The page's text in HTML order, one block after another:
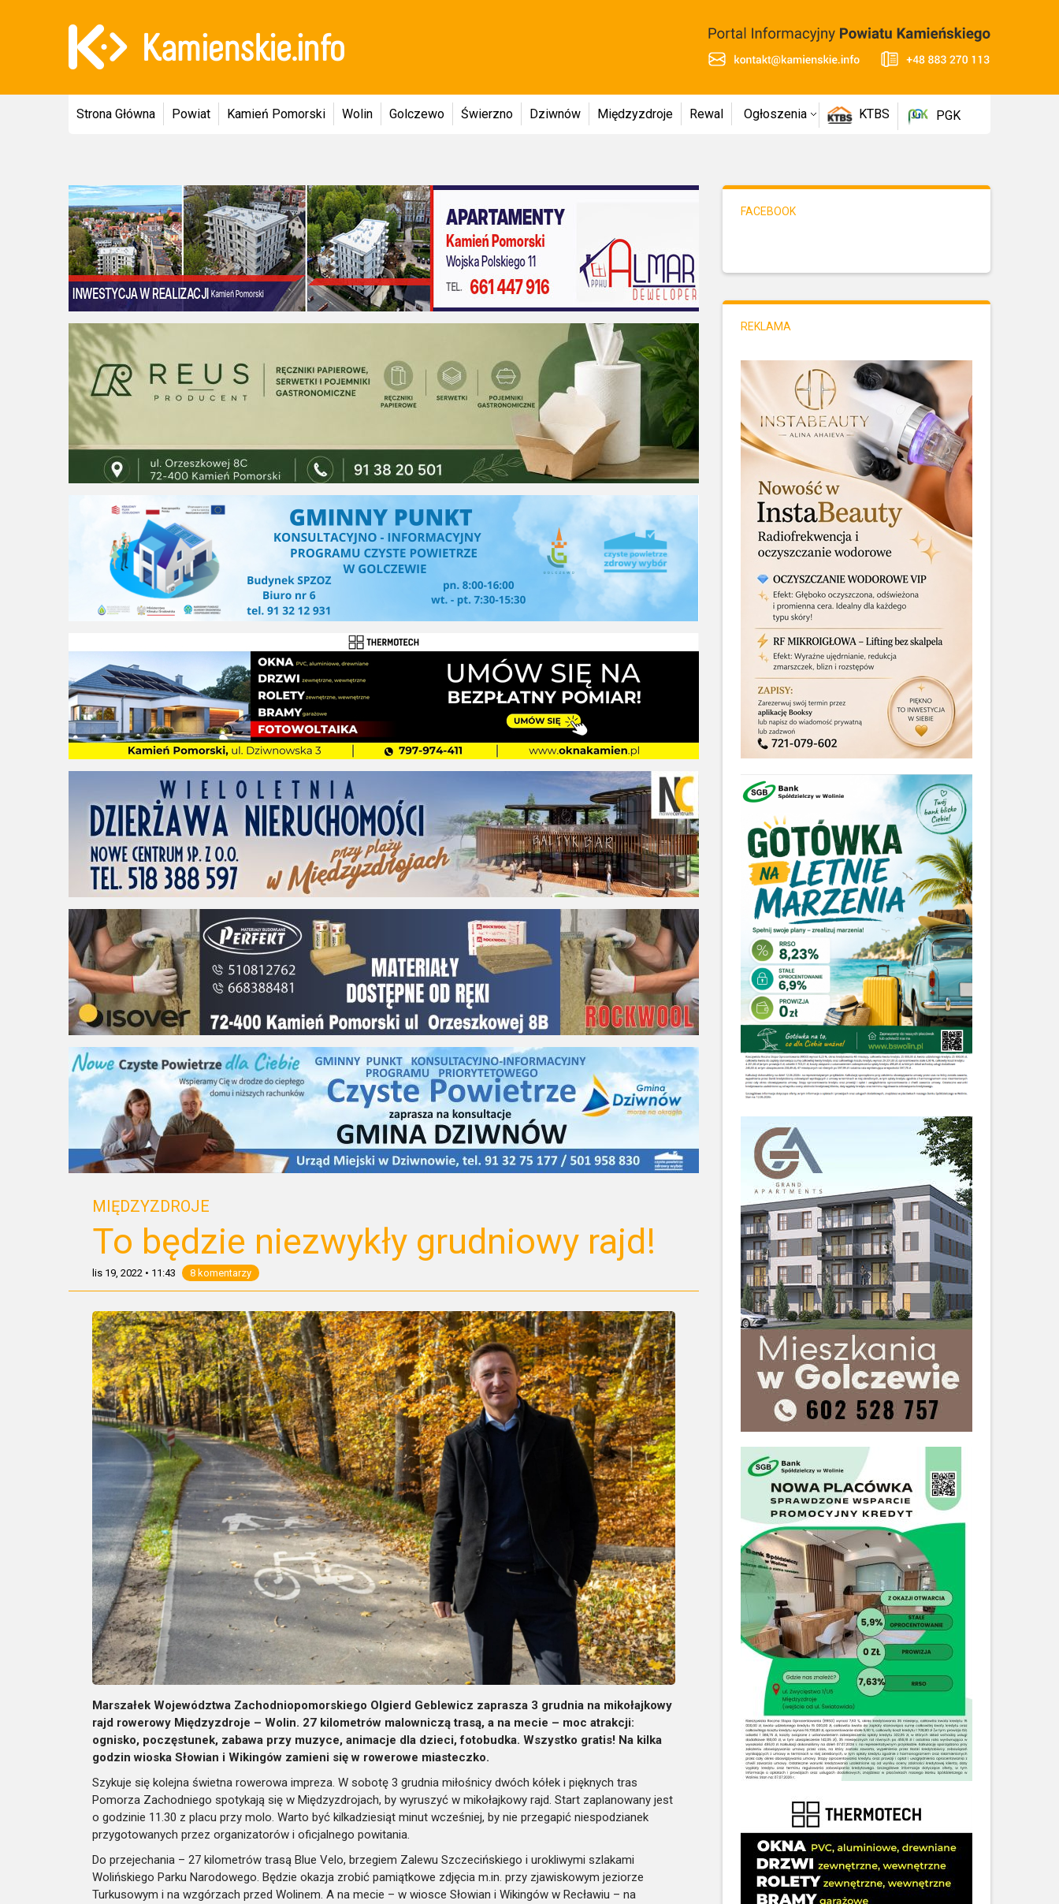
Strona Główna Powiat Kamień Pomorski Wolin Golczewo Świerzno Dziwnów Międzyzdroje Rewal Ogłoszenia KTBS PGK
MIĘDZYZDROJE
To będzie niezwykły grudniowy rajd!
lis 19, 2022 • 11:43 8 komentarzy
Marszałek Województwa Zachodniopomorskiego Olgierd Geblewicz zaprasza 3 grudnia na mikołajkowy
rajd rowerowy Międzyzdroje – Wolin. 27 kilometrów malowniczą trasą, a na mecie – moc atrakcji:
ognisko, poczęstunek, zabawa przy muzyce, animacje dla dzieci, fotobudka. Wszystko gratis! Na kilka
godzin wioska Słowian i Wikingów zamieni się w rowerowe miasteczko.
Szykuje się kolejna świetna rowerowa impreza. W sobotę 3 grudnia miłośnicy dwóch kółek i pięknych tras
Pomorza Zachodniego spotykają się w Międzyzdrojach, by wyruszyć w mikołajkowy rajd. Start zaplanowany jest
o godzinie 11.30 z placu przy molo. Warto być kilkadziesiąt minut wcześniej, by nie przegapić niespodzianek
przygotowanych przez organizatorów i oficjalnego powitania.
Do przejechania – 27 kilometrów trasą Blue Velo, brzegiem Zalewu Szczecińskiego i urokliwymi szlakami
Wolińskiego Parku Narodowego. Będzie okazja zrobić pamiątkowe zdjęcia m.in. przy zjawiskowym jeziorze
Turkusowym i na wzgórzach przed Wolinem. A na mecie – w wiosce Słowian i Wikingów w Recławiu – na
FACEBOOK
REKLAMA